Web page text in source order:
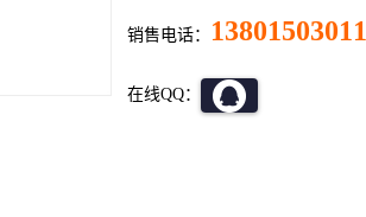
销售电话： 13801503011
在线QQ：